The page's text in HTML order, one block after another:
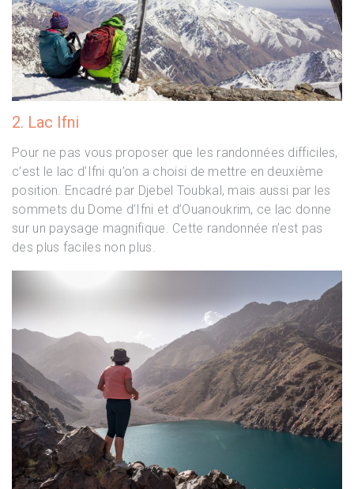
2. Lac Ifni
Pour ne pas vous proposer que les randonnées difficiles,
c’est le lac d’Ifni qu’on a choisi de mettre en deuxième
position. Encadré par Djebel Toubkal, mais aussi par les
sommets du Dome d’Ifni et d’Ouanoukrim, ce lac donne
sur un paysage magnifique. Cette randonnée n’est pas
des plus faciles non plus.